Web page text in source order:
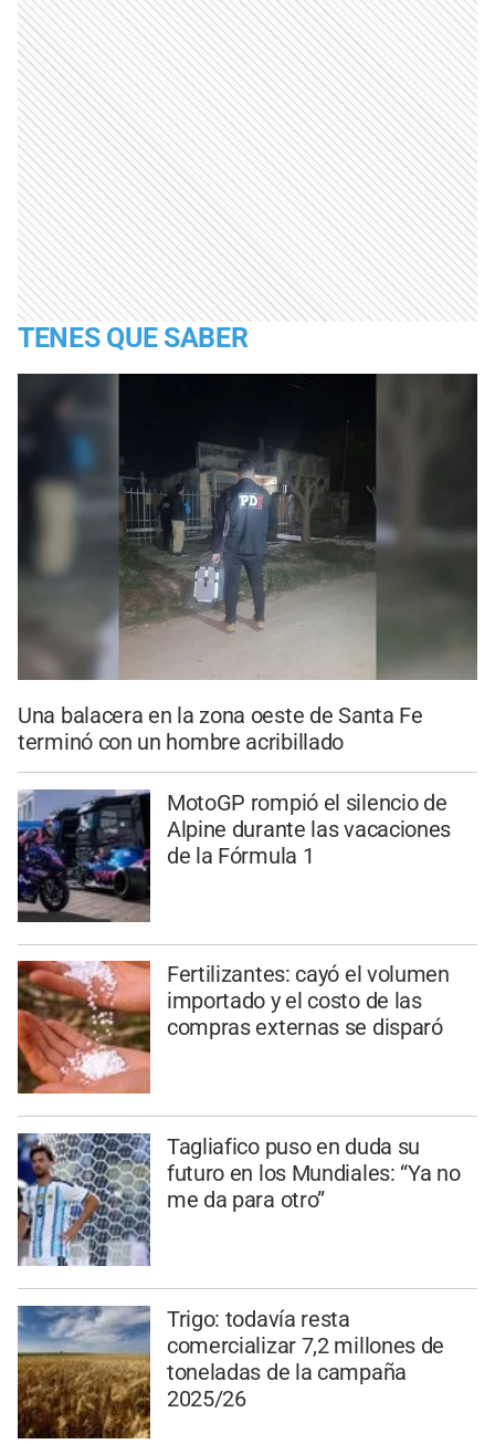
TENES QUE SABER
Una balacera en la zona oeste de Santa Fe
terminó con un hombre acribillado
MotoGP rompió el silencio de
Alpine durante las vacaciones
de la Fórmula 1
Fertilizantes: cayó el volumen
importado y el costo de las
compras externas se disparó
Tagliafico puso en duda su
futuro en los Mundiales: “Ya no
me da para otro”
Trigo: todavía resta
comercializar 7,2 millones de
toneladas de la campaña
2025/26